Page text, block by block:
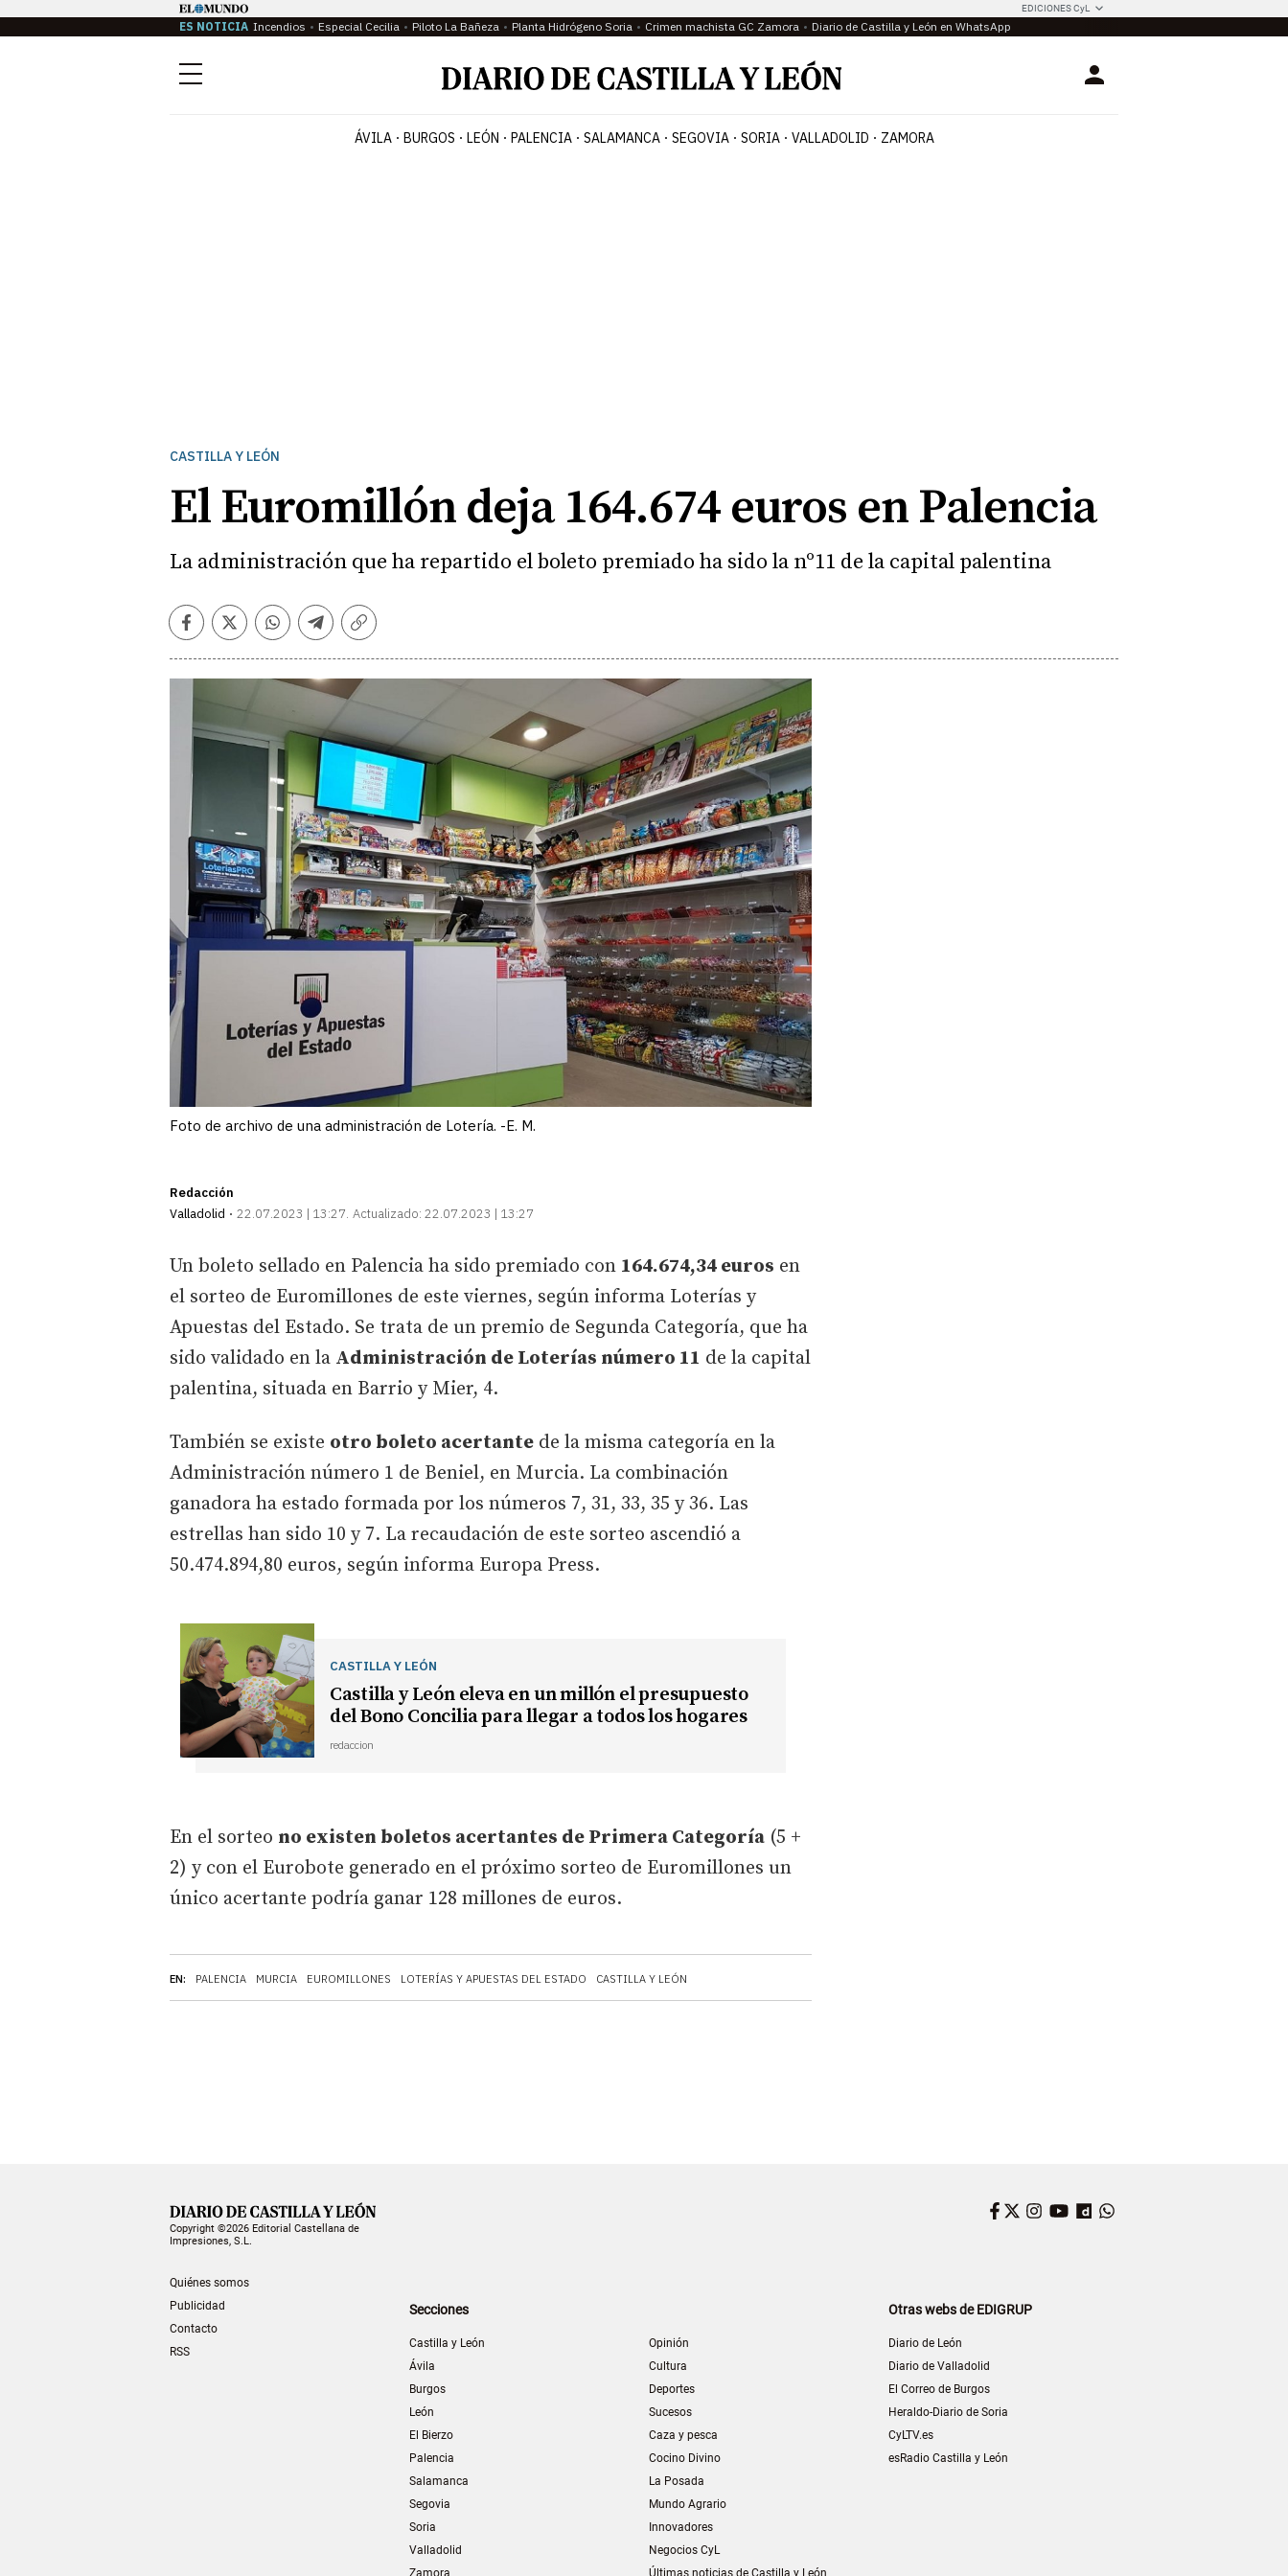
EDICIONES CyL
ES NOTICIA Incendios Especial Cecilia Piloto La Bañeza Planta Hidrógeno Soria Crimen machista GC Zamora Diario de Castilla y León en WhatsApp
Menú Login
ÁVILA BURGOS LEÓN PALENCIA SALAMANCA SEGOVIA SORIA VALLADOLID ZAMORA
CASTILLA Y LEÓN
El Euromillón deja 164.674 euros en Palencia
La administración que ha repartido el boleto premiado ha sido la nº11 de la capital palentina
Facebook
TwitterWhatsapp
Telegram
Copiar
Foto de archivo de una administración de Lotería. -E. M.
Redacción
Valladolid
22.07.2023 | 13:27 Actualizado: 22.07.2023 | 13:27
EN: PALENCIA MURCIA EUROMILLONES LOTERÍAS Y APUESTAS DEL ESTADO CASTILLA Y LEÓN
Un boleto sellado en Palencia ha sido premiado con 164.674,34 euros en
el sorteo de Euromillones de este viernes, según informa Loterías y
Apuestas del Estado. Se trata de un premio de Segunda Categoría, que ha
sido validado en la Administración de Loterías número 11 de la capital
palentina, situada en Barrio y Mier, 4.
También se existe otro boleto acertante de la misma categoría en la
Administración número 1 de Beniel, en Murcia. La combinación
ganadora ha estado formada por los números 7, 31, 33, 35 y 36. Las
estrellas han sido 10 y 7. La recaudación de este sorteo ascendió a
50.474.894,80 euros, según informa Europa Press.
CASTILLA Y LEÓN
Castilla y León eleva en un millón el presupuesto
del Bono Concilia para llegar a todos los hogares
redaccion
En el sorteo no existen boletos acertantes de Primera Categoría (5 +
2) y con el Eurobote generado en el próximo sorteo de Euromillones un
único acertante podría ganar 128 millones de euros.
Copyright ©2026 Editorial Castellana de
Impresiones, S.L.
Quiénes somos
Publicidad
Contacto
RSS
Facebook
Twitter
Instagram
YouTube
Dailymotion
Secciones
Castilla y León
Ávila
Burgos
León
El Bierzo
Palencia
Salamanca
Segovia
Soria
Valladolid
Zamora
Opinión
Cultura
Deportes
Sucesos
Caza y pesca
Cocino Divino
La Posada
Mundo Agrario
Innovadores
Negocios CyL
Últimas noticias de Castilla y León
Otras webs de EDIGRUP
Diario de León
Diario de Valladolid
El Correo de Burgos
Heraldo-Diario de Soria
CyLTV.es
esRadio Castilla y León